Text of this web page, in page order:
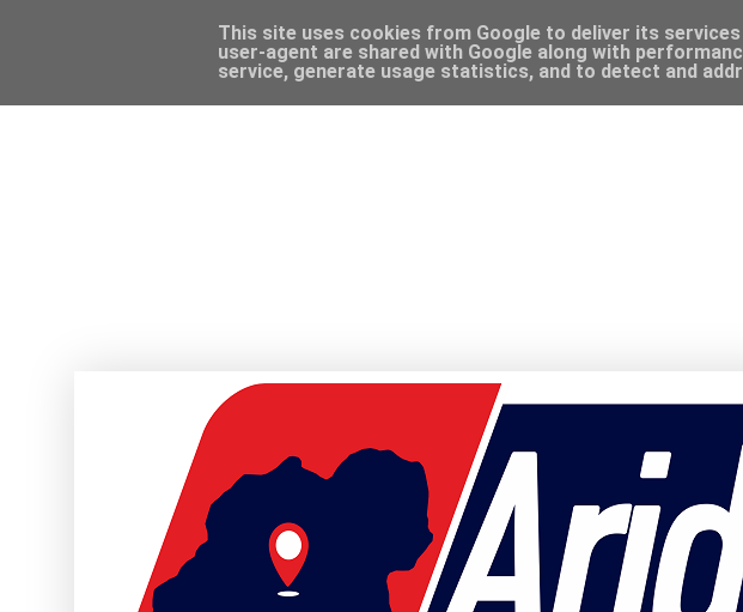
This site uses cookies from Google to deliver its
user-agent are shared with Google along with
service, generate usage statistics, and to detect and